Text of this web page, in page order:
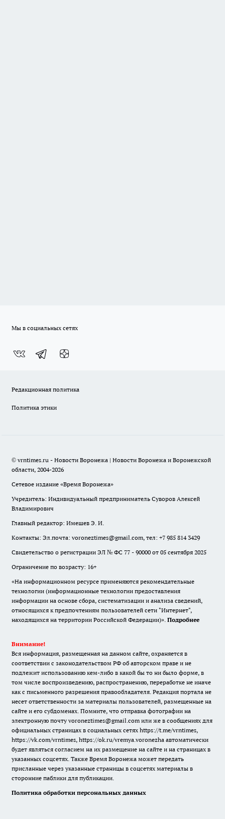
Мы в социальных сетях
Редакционная политика
Политика этики
© vrntimes.ru - Новости Воронежа | Новости Воронежа и Воронежской
области, 2004-2026
Сетевое издание «Время Воронежа»
Учредитель: Индивидуальный предприниматель Суворов Алексей
Владимирович
Главный редактор: Имешев Э. И.
Контакты: Эл.почта: voroneztimes@gmail.com, тел: +7 985 814 3429
Свидетельство о регистрации ЭЛ № ФС 77 - 90000 от 05 сентября 2025
Ограничение по возрасту: 16+
«На информационном ресурсе применяются рекомендательные
технологии (информационные технологии предоставления
информации на основе сбора, систематизации и анализа сведений,
относящихся к предпочтениям пользователей сети "Интернет",
находящихся на территории Российской Федерации)». Подробнее
Внимание!
Вся информация, размещенная на данном сайте, охраняется в
соответствии с законодательством РФ об авторском праве и не
подлежит использованию кем-либо в какой бы то ни было форме, в
том числе воспроизведению, распространению, переработке не иначе
как с письменного разрешения правообладателя. Редакция портала не
несет ответственности за материалы пользователей, размещенные на
сайте и его субдоменах. Помните, что отправка фотографии на
электронную почту voroneztimes@gmail.com или же в сообщениях для
официальных страницах в социальных сетях https://t.me/vrntimes,
https://vk.com/vrntimes, https://ok.ru/vremya.voronezha автоматически
будет являться согласием на их размещение на сайте и на страницах в
указанных соцсетях. Также Время Воронежа может передать
присланные через указанные страницы в соцсетях материалы в
сторонние паблики для публикации.
Политика обработки персональных данных